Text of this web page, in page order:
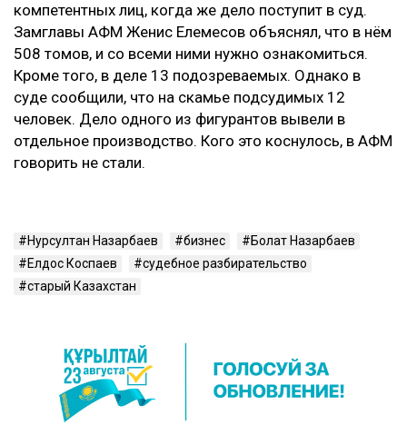
компетентных лиц, когда же дело поступит в суд.
Замглавы АФМ Женис Елемесов объяснял, что в нём
508 томов, и со всеми ними нужно ознакомиться.
Кроме того, в деле 13 подозреваемых. Однако в
суде сообщили, что на скамье подсудимых 12
человек. Дело одного из фигурантов вывели в
отдельное производство. Кого это коснулось, в АФМ
говорить не стали.
Нурсултан Назарбаев бизнес
Болат Назарбаев
Елдос Коспаев
судебное разбирательство
старый Казахстан